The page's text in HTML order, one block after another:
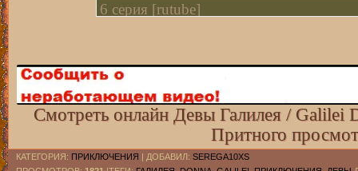
6 cерия [rutube]
9 cерия [rutube]
10 cерия [rutube]
11 cерия [rutube]
Смотреть онлайн Девы Галилея / Galilei
Притного
КАТЕГОРИЯ: ПРИКЛЮЧЕНИЯ | ДОБАВИЛ: SEREGA10XS